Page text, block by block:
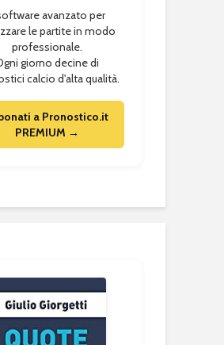
avanzato per
le partite in modo
professionale.
giorno decine di
calcio d'alta qualità.
a Pronostico.it
PREMIUM →